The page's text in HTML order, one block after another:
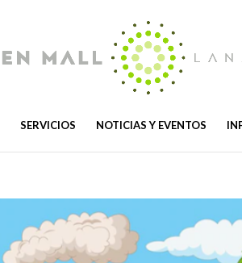
SERVICIOS NOTICIAS Y EVENTOS